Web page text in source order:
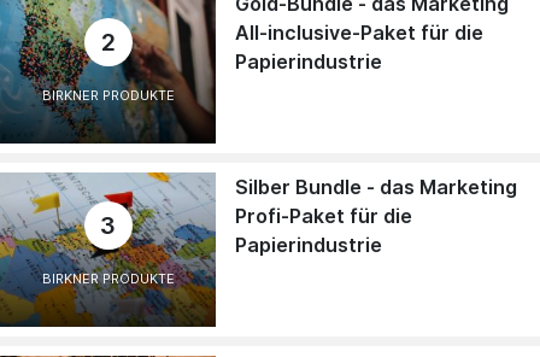
2
BIRKNER PRODUKTE
All-inclusive-Paket für die
Papierindustrie
3
BIRKNER PRODUKTE
Silber Bundle - das Marketing
Profi-Paket für die
Papierindustrie